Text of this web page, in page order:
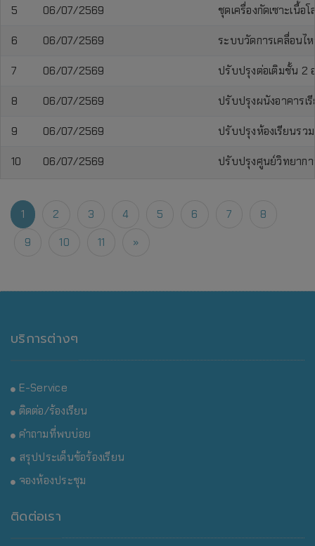
5 06/07/2569 ชุดเครื่องกัดเซาะเนื้
6 06/07/2569 ระบบวัดการเคลื่อน
7 06/07/2569 ปรับปรุงต่อเติมชั้น 2
8 06/07/2569 ปรับปรุงผนังอาคารเ
9 06/07/2569 ปรับปรุงห้องเรียนรว
10 06/07/2569 ปรับปรุงศูนย์วิทยากา
1 2 3 4 5 6 7
8
9
10 11 »
บริการต่างๆ
E-Service
ติดต่อ/ร้องเรียน
คำถามที่พบบ่อย
สรุปประเด็นข้อร้องเรียน
จองห้องประชุม
ติดต่อเรา